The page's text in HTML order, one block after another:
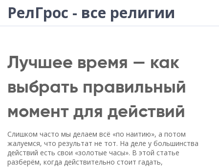
РелГрос - все религии
Лучшее время — как
выбрать правильный
момент для действий
Слишком часто мы делаем всё «по наитию», а потом
жалуемся, что результат не тот. На деле у большинства
действий есть свои «золотые часы». В этой статье
разберём, когда действительно стоит гадать,